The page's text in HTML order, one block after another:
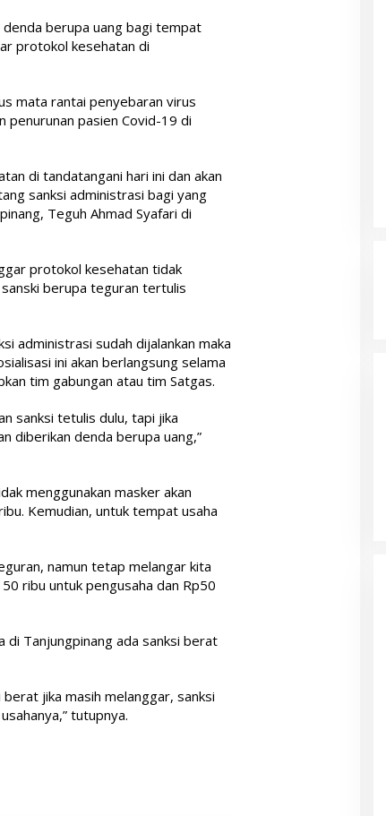
berupa uang bagi tempat
protokol kesehatan di
mata rantai penyebaran virus
penurunan pasien Covid-19 di
di tandatangani hari ini dan akan
sanksi administrasi bagi yang
Teguh Ahmad Syafari di
protokol kesehatan tidak
berupa teguran tertulis
administrasi sudah dijalankan maka
ini akan berlangsung selama
tim gabungan atau tim Satgas.
sanksi tetulis dulu, tapi jika
diberikan denda berupa uang,”
menggunakan masker akan
Kemudian, untuk tempat usaha
namun tetap melangar kita
ribu untuk pengusaha dan Rp50
di Tanjungpinang ada sanksi berat
jika masih melanggar, sanksi
tutupnya.